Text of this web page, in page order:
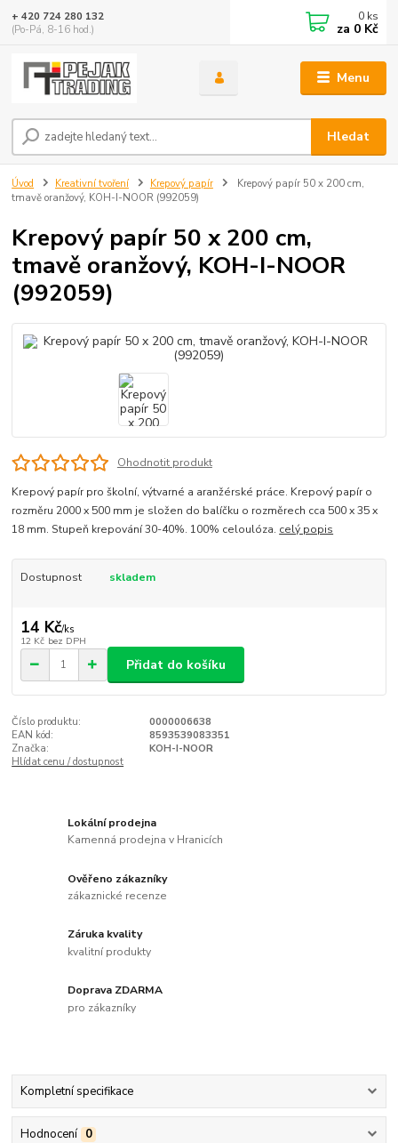
Menu
Hledat
+ 420 724 280 132
(Po-Pá, 8-16 hod.)
0 ks
za 0 Kč
Úvod Kreativní tvoření Krepový papír
Krepový papír 50 x 200 cm,
tmavě oranžový, KOH-I-NOOR (992059)
Krepový papír 50 x 200 cm,
tmavě oranžový, KOH-I-NOOR
(992059)
Ohodnotit produkt
Krepový papír pro školní, výtvarné a aranžérské práce. Krepový papír o
rozměru 2000 x 500 mm je složen do balíčku o rozměrech cca 500 x 35 x
18 mm. Stupeň krepování 30-40%. 100% celoulóza. celý popis
Dostupnost skladem
14 Kč/ks
12 Kč bez DPH
Přidat do košíku
Číslo produktu:
0000006638
EAN kód:
8593539083351
Značka:
KOH-I-NOOR
Hlídat cenu / dostupnost
Lokální prodejna
Kamenná prodejna v Hranicích
Ověřeno zákazníky
zákaznické recenze
Záruka kvality
kvalitní produkty
Doprava ZDARMA
pro zákazníky
Kompletní specifikace
Hodnocení 0